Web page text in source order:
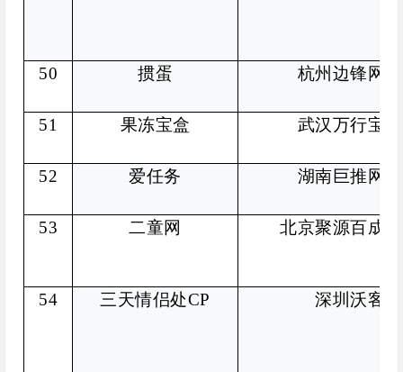
50 掼蛋 杭州边锋网
51 果冻宝盒 武汉万行宝
52 爱任务 湖南巨推网
53 二童网 北京聚源百成
54 三天情侣处CP 深圳沃客